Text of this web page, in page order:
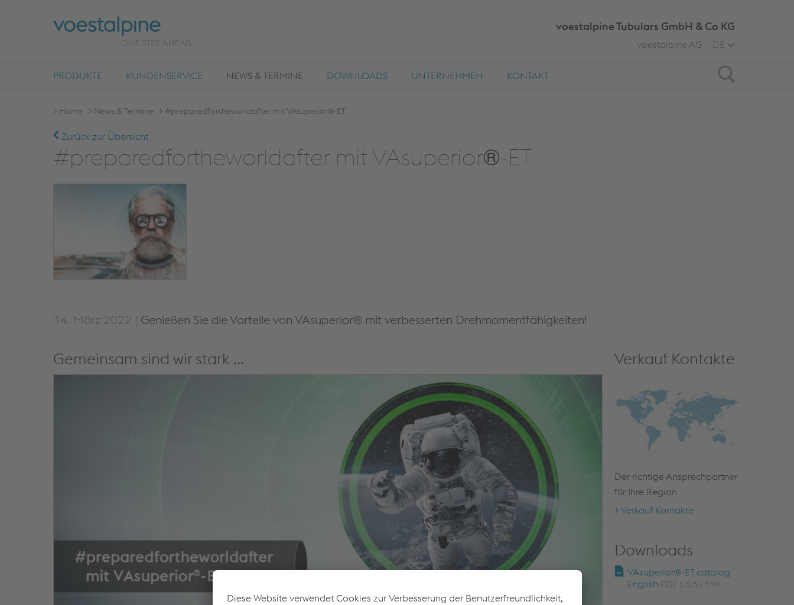
Search
voestalpine Tubulars GmbH & Co KG
DE
voestalpine AG
PRODUKTE KUNDENSERVICE NEWS & TERMINE DOWNLOADS UNTERNEHMEN KONTAKT
Home News & Termine #preparedfortheworldafter mit VAsuperior®-ET
Zurück zur Übersicht
#preparedfortheworldafter mit VAsuperior®-ET
14. März 2022 | Genießen Sie die Vorteile von VAsuperior® mit verbesserten Drehmomentfähigkeiten!
Gemeinsam sind wir stark ... Verkauf Kontakte
Der richtige Ansprechpartner
für Ihre Region
Verkauf Kontakte
Downloads
VAsuperior®-ET catalog
English PDF | 3,52 MB